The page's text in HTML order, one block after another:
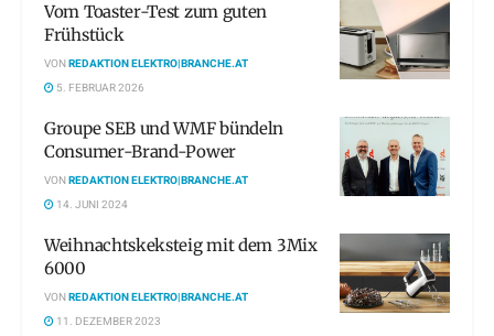
Vom Toaster-Test zum guten
Frühstück
VONREDAKTION ELEKTRO|BRANCHE.AT
5. FEBRUAR 2026
Groupe SEB und WMF bündeln
Consumer-Brand-Power
VONREDAKTION ELEKTRO|BRANCHE.AT
14. JUNI 2024
Weihnachtskeksteig mit dem 3Mix
6000
VONREDAKTION ELEKTRO|BRANCHE.AT
11. DEZEMBER 2023